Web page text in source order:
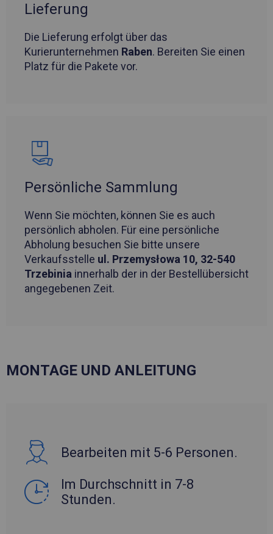
Lieferung
Die Lieferung erfolgt über das
Kurierunternehmen Raben. Bereiten Sie einen
Platz für die Pakete vor.
Persönliche Sammlung
Wenn Sie möchten, können Sie es auch
persönlich abholen. Für eine persönliche
Abholung besuchen Sie bitte unsere
Verkaufsstelle ul. Przemysłowa 10, 32-540
Trzebinia innerhalb der in der Bestellübersicht
angegebenen Zeit.
MONTAGE UND ANLEITUNG
Bearbeiten mit 5-6 Personen.
Im Durchschnitt in 7-8
Stunden.